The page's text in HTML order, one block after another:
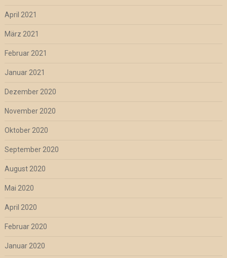
April 2021
März 2021
Februar 2021
Januar 2021
Dezember 2020
November 2020
Oktober 2020
September 2020
August 2020
Mai 2020
April 2020
Februar 2020
Januar 2020